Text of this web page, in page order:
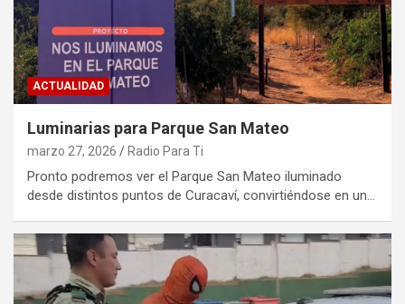
ACTUALIDAD
Luminarias para Parque San Mateo
marzo 27, 2026 Radio Para Ti
Pronto podremos ver el Parque San Mateo iluminado
desde distintos puntos de Curacaví, convirtiéndose en un…